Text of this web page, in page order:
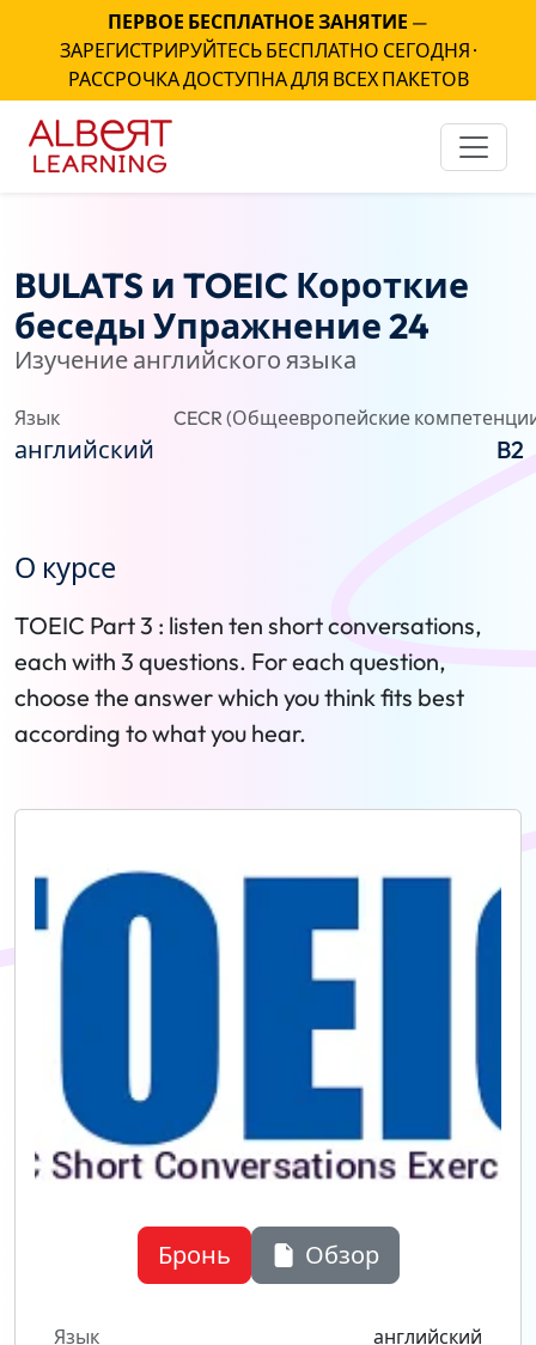
ПЕРВОЕ БЕСПЛАТНОЕ ЗАНЯТИЕ —
ЗАРЕГИСТРИРУЙТЕСЬ БЕСПЛАТНО СЕГОДНЯ ·
РАССРОЧКА ДОСТУПНА ДЛЯ ВСЕХ ПАКЕТОВ
BULATS и TOEIC Короткие
беседы Упражнение 24
Изучение английского языка
Язык
английский
CECR (Общеевропейские
B2
О курсе
TOEIC Part 3 : listen ten short conversations,
each with 3 questions. For each question,
choose the answer which you think fits best
according to what you hear.
Бронь Обзор
Язык английский